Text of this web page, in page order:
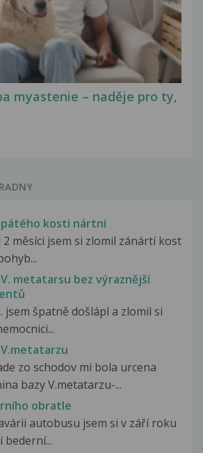
myastenie – naděje pro ty,
pátého kosti nártní
měsíci jsem si zlomil zánártí kost
metatarsu bez výraznější
jsem špatně došlápl a zlomil si
zo schodov mi bola urcena
bazy V.metatarzu-...
obratle
autobusu jsem si v září roku
bederní...